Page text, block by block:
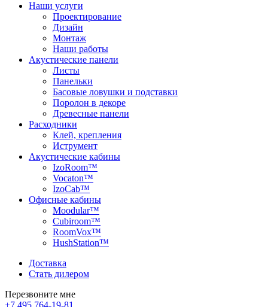
Наши услуги
Проектирование
Дизайн
Монтаж
Наши работы
Акустические панели
Листы
Панельки
Басовые ловушки и подставки
Поролон в декоре
Древесные панели
Расходники
Клей, крепления
Иструмент
Акустические кабины
IzoRoom™
Vocaton™
IzoCab™
Офисные кабины
Moodular™
Cubiroom™
RoomVox™
HushStation™
Доставка
Стать дилером
Перезвоните мне
+7 495 764-19-81